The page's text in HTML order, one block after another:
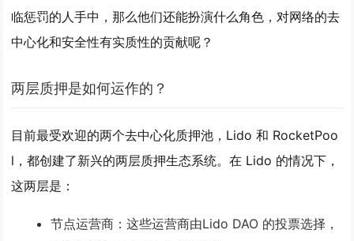
临惩罚的人手中，那么他们还能扮演什么角色，对网络的去
中心化和安全性有实质性的贡献呢？
两层质押是如何运作的？
目前最受欢迎的两个去中心化质押池，Lido 和 RocketPoo
l，都创建了新兴的两层质押生态系统。在 Lido 的情况下，
这两层是：
节点运营商 ：这些运营商由Lido DAO 的投票选择，